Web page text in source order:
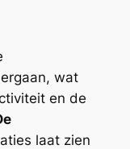
wat
en de
laat zien